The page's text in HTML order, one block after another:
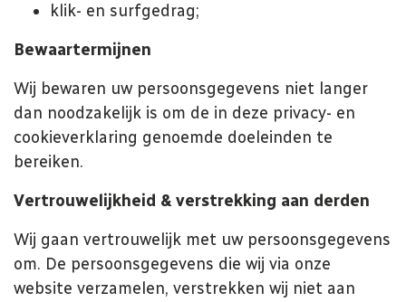
klik- en surfgedrag;
Bewaartermijnen
Wij bewaren uw persoonsgegevens niet langer
dan noodzakelijk is om de in deze privacy- en
cookieverklaring genoemde doeleinden te
bereiken.
Vertrouwelijkheid & verstrekking aan derden
Wij gaan vertrouwelijk met uw persoonsgegevens
om. De persoonsgegevens die wij via onze
website verzamelen, verstrekken wij niet aan